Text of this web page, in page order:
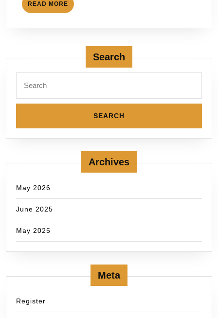
READ MORE
Search
Archives
May 2026
June 2025
May 2025
Meta
Register